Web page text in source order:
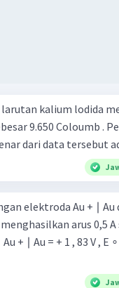
kalium lodida
9.650 Coloumb .
dari data tersebut
elektroda Au + ∣ Au
arus 0,5
+ ∣ Au = + 1 , 83 V , E